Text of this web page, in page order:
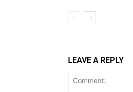
LEAVE A REPLY